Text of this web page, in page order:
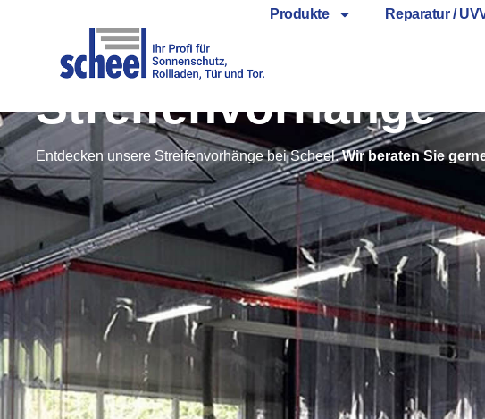
Produkte Reparatur /
Streifenvorhänge
Entdecken unsere Streifenvorhänge bei Scheel.Wir beraten Sie